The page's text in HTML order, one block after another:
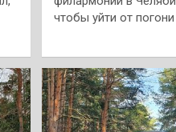
чтобы уйти от